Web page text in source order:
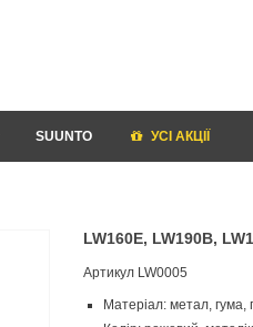
SUUNTO УСI АКЦІЇ
LW160E, LW190B,
Артикул LW0005
Матеріал: метал, гума,